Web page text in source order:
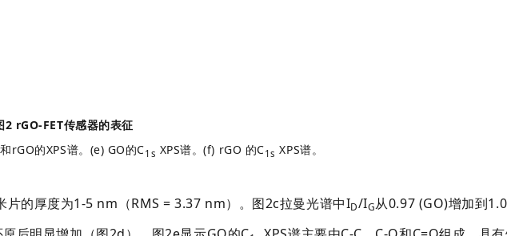
2 rGO-FET传感器的表征
rGO的XPS谱。 (e) GO的C1s XPS谱。(f) rGO 的C1s XPS谱。
的厚度为1-5 nm（RMS = 3.37 nm）。图2c拉曼光谱中ID/IG从0.97 (GO)增加到